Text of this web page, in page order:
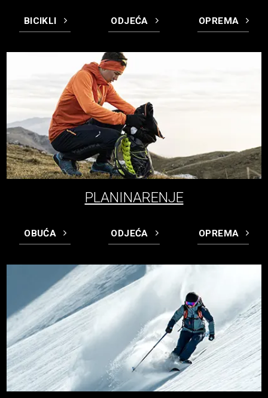
BICIKLI ODJEĆA OPREMA
PLANINARENJE
OBUĆA ODJEĆA OPREMA